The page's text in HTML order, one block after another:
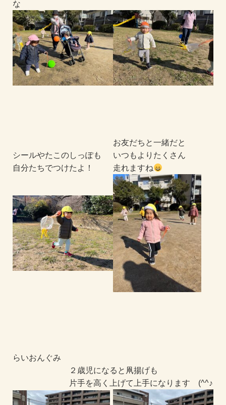
な
お友だちと一緒だと
シールやたこのしっぽも
いつもよりたくさん
自分たちでつけたよ！
走れますね
らいおんぐみ
２歳児になると凧揚げも
片手を高く上げて上手になります (^^♪